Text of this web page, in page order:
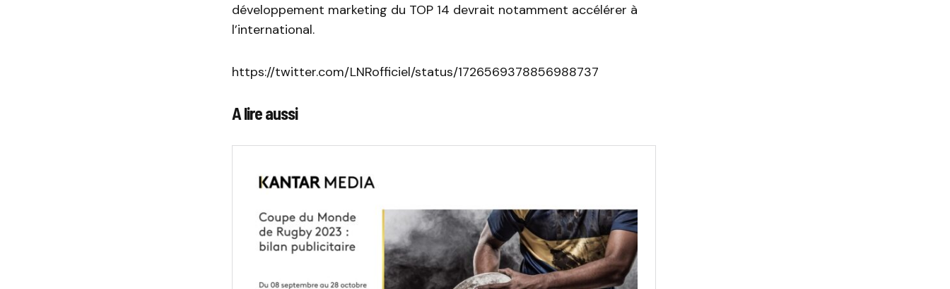
développement marketing du TOP 14 devrait notamment accélérer à
l’international.
https://twitter.com/LNRofficiel/status/1726569378856988737
A lire aussi